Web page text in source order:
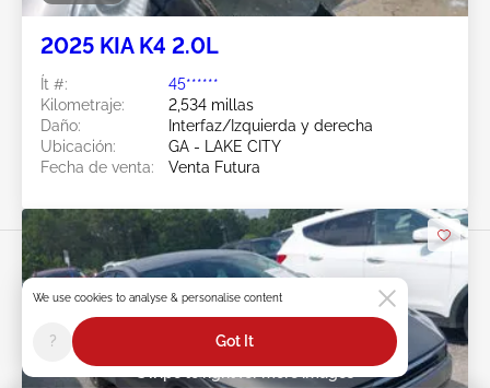
2025 KIA K4 2.0L
Ít #:
45******
Kilometraje:
2,534 millas
Daño:
Interfaz/Izquierda y derecha
Ubicación:
GA - LAKE CITY
Fecha de venta:
Venta Futura
Swipe to right for more images
We use cookies to analyse & personalise content
? Got It